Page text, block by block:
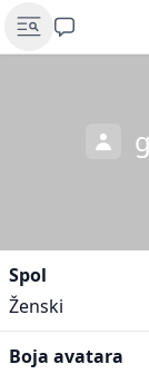
Spol
Ženski
Boja avatara